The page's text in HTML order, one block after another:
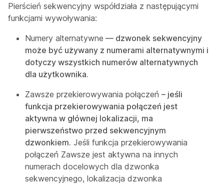
Pierścień sekwencyjny współdziała z następującymi
funkcjami wywoływania:
Numery alternatywne — dzwonek sekwencyjny
może być używany z numerami alternatywnymi i
dotyczy wszystkich numerów alternatywnych
dla użytkownika.
Zawsze przekierowywania połączeń – jeśli
funkcja przekierowywania połączeń jest
aktywna w głównej lokalizacji, ma
pierwszeństwo przed sekwencyjnym
dzwonkiem. Jeśli funkcja przekierowywania
połączeń Zawsze jest aktywna na innych
numerach docelowych dla dzwonka
sekwencyjnego, lokalizacja dzwonka